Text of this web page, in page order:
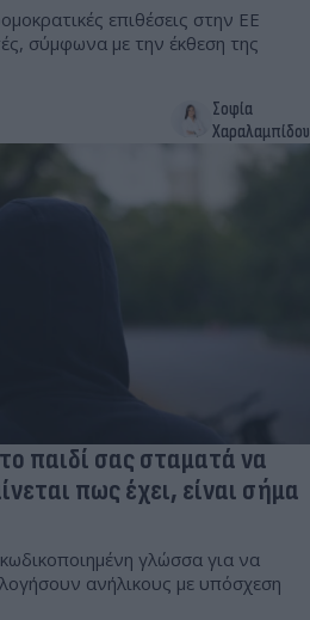
επιθέσεις στην ΕΕ
σύμφωνα με την έκθεση της
Σοφία
Χαραλαμπίδου
παιδί σας σταματά να
πως έχει, είναι σήμα
γλώσσα για να
ανήλικους με υπόσχεση